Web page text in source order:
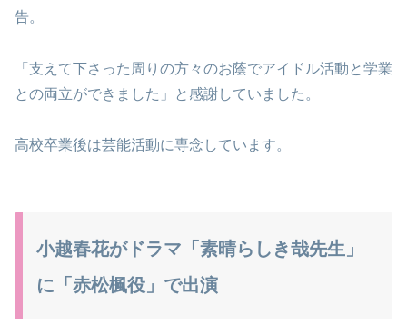
告。
「支えて下さった周りの方々のお蔭でアイドル活動と学業
との両立ができました」と感謝していました。
高校卒業後は芸能活動に専念しています。
小越春花がドラマ「素晴らしき哉先生」
に「赤松楓役」で出演